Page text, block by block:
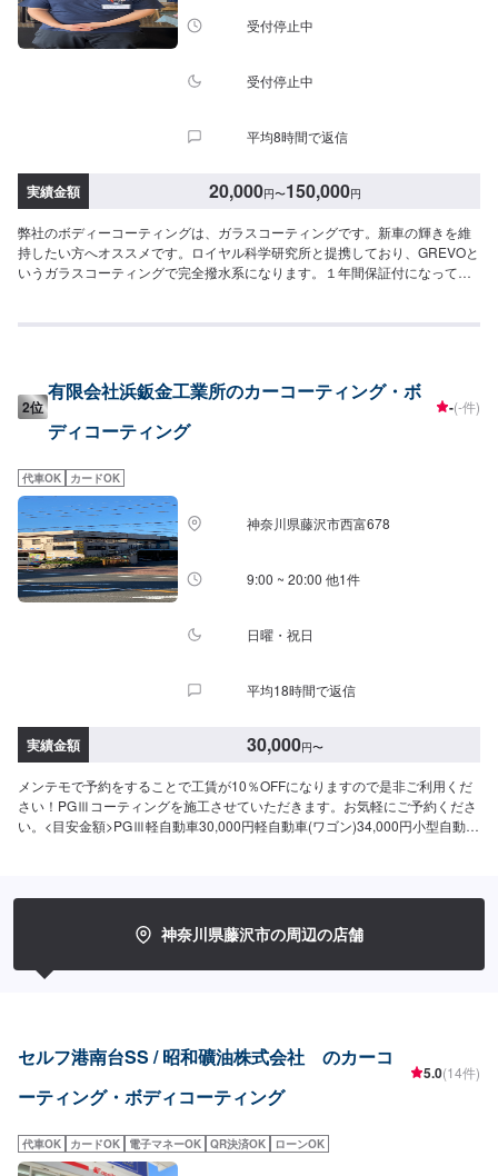
受付停止中
受付停止中
平均8時間で返信
実績金額 20,000円〜150,000円
弊社のボディーコーティングは、ガラスコーティングです。新車の輝きを維
持したい方へオススメです。ロイヤル科学研究所と提携しており、GREVOと
いうガラスコーティングで完全撥水系になります。１年間保証付になってお
2位
有限会社浜鈑金工業所のカーコーティング・ボ
ディコーティング
-(-件)
代車OK カードOK
神奈川県藤沢市西富678
9:00 ~ 20:00 他1件
日曜・祝日
平均18時間で返信
実績金額 30,000円〜
メンテモで予約をすることで工賃が10％OFFになりますので是非ご利用くだ
さい！PGⅢコーティングを施工させていただきます。お気軽にご予約くださ
い。<目安金額>PGⅢ軽自動車30,000円軽自動車(ワゴン)34,000円小型自動車
神奈川県藤沢市の周辺の店舗
セルフ港南台SS / 昭和礦油株式会社 のカーコ
ーティング・ボディコーティング
5.0(14件)
代車OK カードOK 電子マネーOK QR決済OK ローンOK